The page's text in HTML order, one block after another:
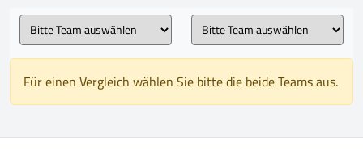
Für einen Vergleich wählen Sie bitte die beide Teams aus.